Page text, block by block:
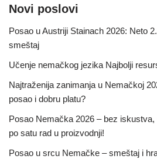
Novi poslovi
Posao u Austriji Stainach 2026: Neto
smeštaj
Učenje nemačkog jezika Najbolji
Najtraženija zanimanja u Nemačkoj
posao i dobru platu?
Posao Nemačka 2026 – bez
po satu rad u proizvodnji!
Posao u srcu Nemačke – smeštaj i